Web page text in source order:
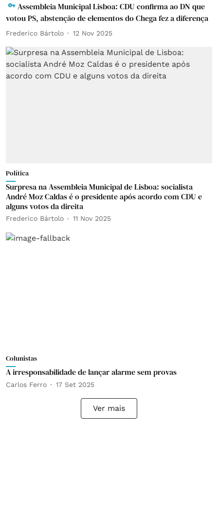
Assembleia Municipal Lisboa: CDU confirma ao DN que
votou PS, abstenção de elementos do Chega fez a diferença
Frederico Bártolo 12 Nov 2025
Política
Surpresa na Assembleia Municipal de Lisboa: socialista
André Moz Caldas é o presidente após acordo com CDU e
alguns votos da direita
Frederico Bártolo 11 Nov 2025
Colunistas
A irresponsabilidade de lançar alarme sem provas
Carlos Ferro 17 Set 2025
Ver mais